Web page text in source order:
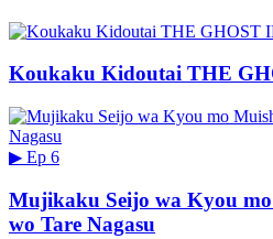
Koukaku Kidoutai THE
▶ Ep 6
Mujikaku Seijo wa Kyou
wo Tare Nagasu